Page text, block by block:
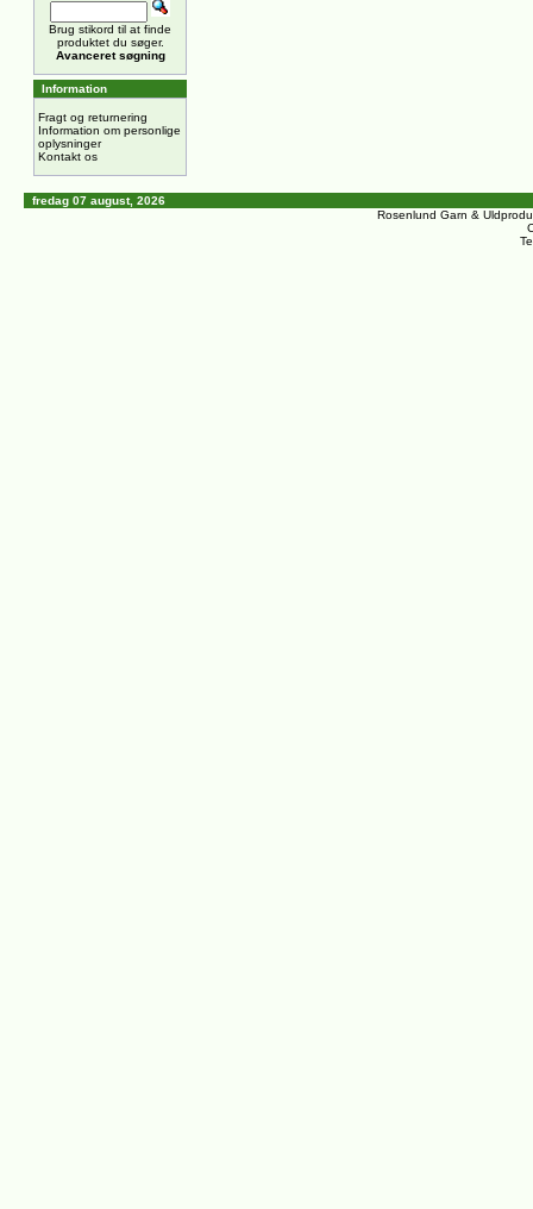
Brug stikord til at finde
produktet du søger.
Avanceret søgning
Information
Fragt og returnering
Information om personlige
oplysninger
Kontakt os
fredag 07 august, 2026
Rosenlund Garn &